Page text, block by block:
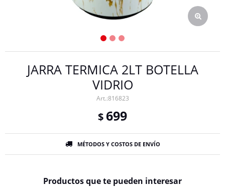
JARRA TERMICA 2LT BOTELLA
VIDRIO
816823
$699
MÉTODOS Y COSTOS DE ENVÍO
Productos que te pueden interesar